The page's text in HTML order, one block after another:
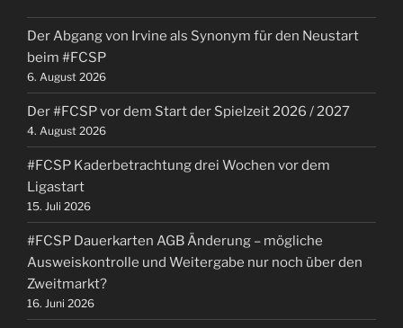
Der Abgang von Irvine als Synonym für den Neustart
beim #FCSP
6. August 2026
Der #FCSP vor dem Start der Spielzeit 2026 / 2027
4. August 2026
#FCSP Kaderbetrachtung drei Wochen vor dem
Ligastart
15. Juli 2026
#FCSP Dauerkarten AGB Änderung – mögliche
Ausweiskontrolle und Weitergabe nur noch über den
Zweitmarkt?
16. Juni 2026